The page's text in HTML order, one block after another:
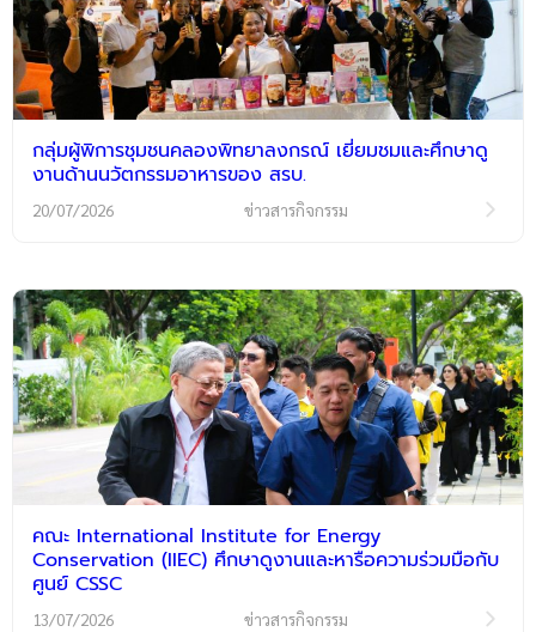
กลุ่มผู้พิการชุมชนคลองพิทยาลงกรณ์ เยี่ยมชมและศึกษาดู
งานด้านนวัตกรรมอาหารของ สรบ.
20/07/2026 ข่าวสารกิจกรรม
คณะ International Institute for Energy
Conservation (IIEC) ศึกษาดูงานและหารือความร่วมมือกับ
ศูนย์ CSSC
13/07/2026 ข่าวสารกิจกรรม